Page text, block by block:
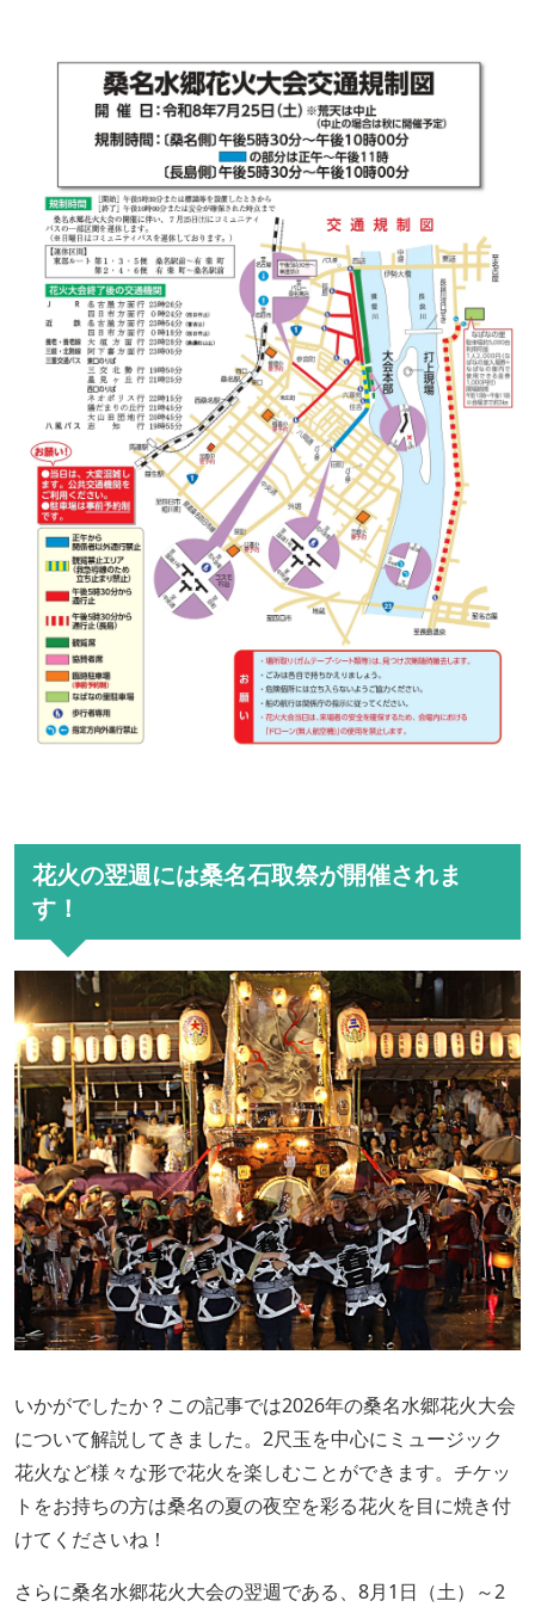
花火の翌週には桑名石取祭が開催されま
す！
いかがでしたか？この記事では2026年の桑名水郷花火大会
について解説してきました。2尺玉を中心にミュージック
花火など様々な形で花火を楽しむことができます。チケッ
トをお持ちの方は桑名の夏の夜空を彩る花火を目に焼き付
けてくださいね！
さらに桑名水郷花火大会の翌週である、8月1日（土）～2